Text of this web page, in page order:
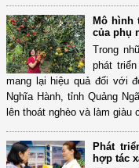
Mô hình
của phụ
Trong
phát
mang lại hiệu quả đối với
Nghĩa Hành, tỉnh Quảng
lên thoát nghèo và làm
Phát
hợp tác